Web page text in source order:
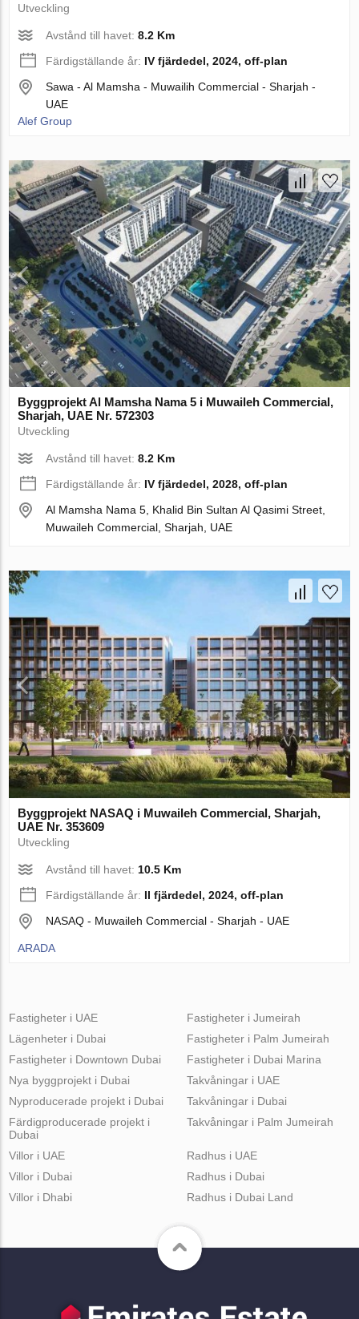
Utveckling
Avstånd till havet:8.2 Km
Färdigställande år: IV fjärdedel, 2024, off-plan
Sawa - Al Mamsha - Muwailih Commercial - Sharjah -
UAE
Alef Group
Byggprojekt Al Mamsha Nama 5 i Muwaileh Commercial,
Sharjah, UAE Nr. 572303
Utveckling
Avstånd till havet:8.2 Km
Färdigställande år: IV fjärdedel, 2028, off-plan
Al Mamsha Nama 5, Khalid Bin Sultan Al Qasimi Street,
Muwaileh Commercial, Sharjah, UAE
Byggprojekt NASAQ i Muwaileh Commercial, Sharjah,
UAE Nr. 353609
Utveckling
Avstånd till havet: 10.5 Km
Färdigställande år: II fjärdedel, 2024, off-plan
NASAQ - Muwaileh Commercial - Sharjah - UAE
ARADA
Fastigheter i UAE
Lägenheter i Dubai
Fastigheter i Downtown Dubai
Fastigheter i Jumeirah
Fastigheter i Palm Jumeirah
Fastigheter i Dubai Marina
Nya byggprojekt i Dubai
Nyproducerade projekt i Dubai
Färdigproducerade projekt i
Dubai
Takvåningar i UAE
Takvåningar i Dubai
Takvåningar i Palm Jumeirah
Villor i UAE
Villor i Dubai
Villor i Dhabi
Radhus i UAE
Radhus i Dubai
Radhus i Dubai Land